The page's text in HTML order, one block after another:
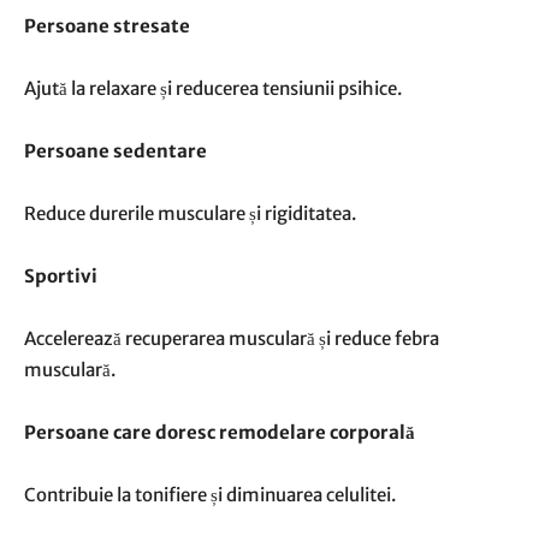
Persoane stresate
Ajută la relaxare și reducerea tensiunii psihice.
Persoane sedentare
Reduce durerile musculare și rigiditatea.
Sportivi
Accelerează recuperarea musculară și reduce febra
musculară.
Persoane care doresc remodelare corporală
Contribuie la tonifiere și diminuarea celulitei.